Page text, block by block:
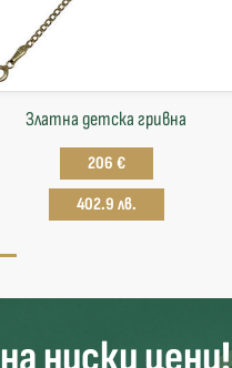
Златна детска гривна
206 €
402.9 лв.